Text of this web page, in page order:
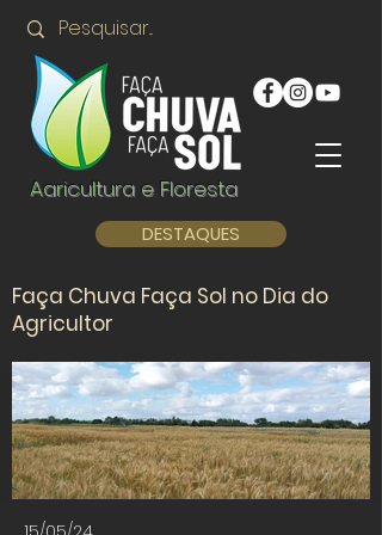
Agricultura e Floresta
DESTAQUES
Faça Chuva Faça Sol no Dia do
Agricultor